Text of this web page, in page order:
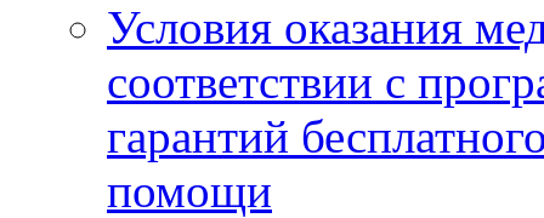
Условия оказания
соответствии с
гарантий
помощи